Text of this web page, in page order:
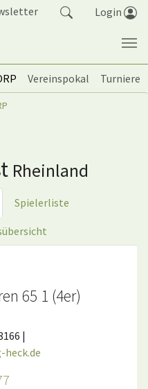
Login
Vereinspokal
Turniere
Rheinland
Spielerliste
65 1 (4er)
|
heck.de